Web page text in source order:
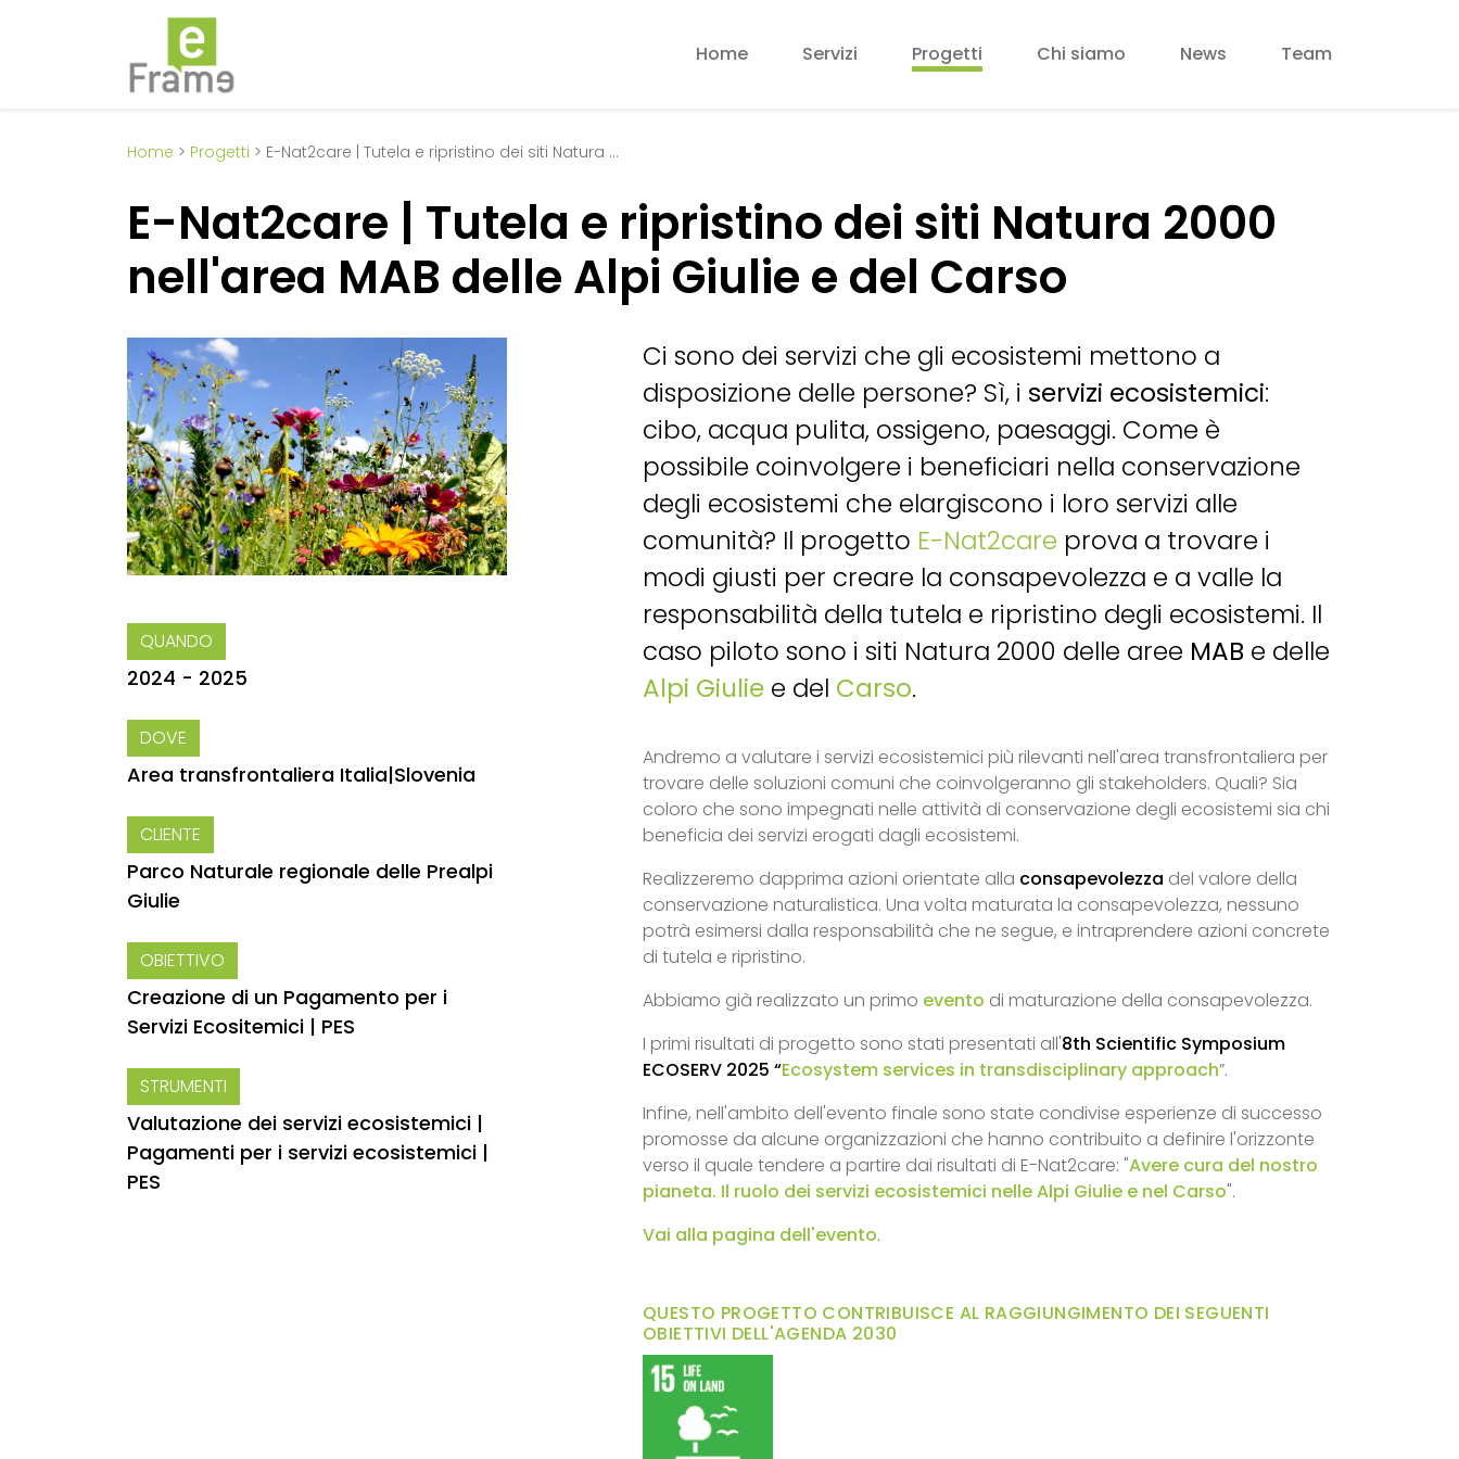
Home Servizi Progetti Chi siamo News Team
Home > Progetti > E-Nat2care | Tutela e ripristino dei siti Natura …
E-Nat2care | Tutela e ripristino dei siti Natura 2000
nell'area MAB delle Alpi Giulie e del Carso
QUANDO
2024 - 2025
DOVE
Area transfrontaliera Italia|Slovenia
CLIENTE
Parco Naturale regionale delle Prealpi
Giulie
OBIETTIVO
Creazione di un Pagamento per i
Servizi Ecositemici | PES
STRUMENTI
Valutazione dei servizi ecosistemici |
Pagamenti per i servizi ecosistemici |
PES
Ci sono dei servizi che gli ecosistemi mettono a
disposizione delle persone? Sì, i servizi ecosistemici:
cibo, acqua pulita, ossigeno, paesaggi. Come è
possibile coinvolgere i beneficiari nella conservazione
degli ecosistemi che elargiscono i loro servizi alle
comunità? Il progetto E-Nat2care prova a trovare i
modi giusti per creare la consapevolezza e a valle la
responsabilità della tutela e ripristino degli ecosistemi. Il
caso piloto sono i siti Natura 2000 delle aree MAB e delle
Alpi Giulie e del Carso.
Andremo a valutare i servizi ecosistemici più rilevanti nell'area transfrontaliera per
trovare delle soluzioni comuni che coinvolgeranno gli stakeholders. Quali? Sia
coloro che sono impegnati nelle attività di conservazione degli ecosistemi sia chi
beneficia dei servizi erogati dagli ecosistemi.
Realizzeremo dapprima azioni orientate alla consapevolezza del valore della
conservazione naturalistica. Una volta maturata la consapevolezza, nessuno
potrà esimersi dalla responsabilità che ne segue, e intraprendere azioni concrete
di tutela e ripristino.
Abbiamo già realizzato un primo evento di maturazione della consapevolezza.
I primi risultati di progetto sono stati presentati all'8th Scientific Symposium
ECOSERV 2025 “Ecosystem services in transdisciplinary approach”.
Infine, nell'ambito dell'evento finale sono state condivise esperienze di successo
promosse da alcune organizzazioni che hanno contribuito a definire l'orizzonte
verso il quale tendere a partire dai risultati di E-Nat2care: "Avere cura del nostro
pianeta. Il ruolo dei servizi ecosistemici nelle Alpi Giulie e nel Carso".
Vai alla pagina dell'evento.
QUESTO PROGETTO CONTRIBUISCE AL RAGGIUNGIMENTO DEI SEGUENTI
OBIETTIVI DELL'AGENDA 2030